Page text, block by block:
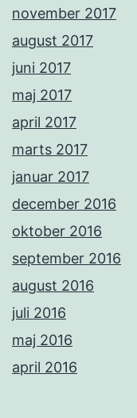
november 2017
august 2017
juni 2017
maj 2017
april 2017
marts 2017
januar 2017
december 2016
oktober 2016
september 2016
august 2016
juli 2016
maj 2016
april 2016